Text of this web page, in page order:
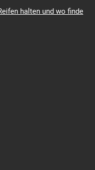
halten und wo finde